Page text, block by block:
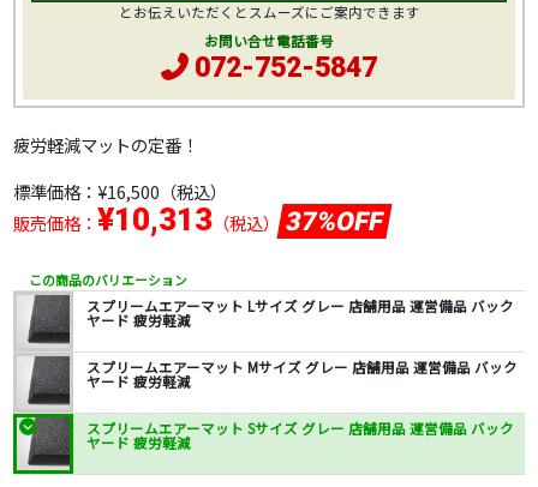
疲労軽減マットの定番！
標準価格： ¥16,500 （税込）
販売価格： ¥10,313（税込） 37%OFF
この商品のバリエーション
スプリームエアーマット Lサイズ グレー 店舗用品 運営備品 バック
ヤード 疲労軽減
スプリームエアーマット Mサイズ グレー 店舗用品 運営備品 バック
ヤード 疲労軽減
スプリームエアーマット Sサイズ グレー 店舗用品 運営備品 バック
ヤード 疲労軽減
とお伝えいただくとスムーズにご案内できます
お問い合せ電話番号
072-752-5847